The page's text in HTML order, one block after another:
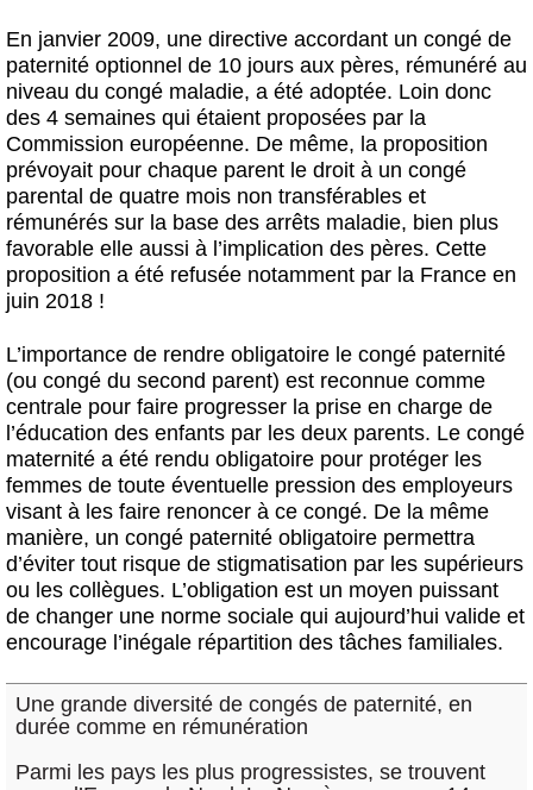
En janvier 2009, une directive accordant un congé de
paternité optionnel de 10 jours aux pères, rémunéré au
niveau du congé maladie, a été adoptée. Loin donc
des 4 semaines qui étaient proposées par la
Commission européenne. De même, la proposition
prévoyait pour chaque parent le droit à un congé
parental de quatre mois non transférables et
rémunérés sur la base des arrêts maladie, bien plus
favorable elle aussi à l’implication des pères. Cette
proposition a été refusée notamment par la France en
juin 2018 !
L’importance de rendre obligatoire le congé paternité
(ou congé du second parent) est reconnue comme
centrale pour faire progresser la prise en charge de
l’éducation des enfants par les deux parents. Le congé
maternité a été rendu obligatoire pour protéger les
femmes de toute éventuelle pression des employeurs
visant à les faire renoncer à ce congé. De la même
manière, un congé paternité obligatoire permettra
d’éviter tout risque de stigmatisation par les supérieurs
ou les collègues. L’obligation est un moyen puissant
de changer une norme sociale qui aujourd’hui valide et
encourage l’inégale répartition des tâches familiales.
Une grande diversité de congés de paternité, en
durée comme en rémunération
Parmi les pays les plus progressistes, se trouvent